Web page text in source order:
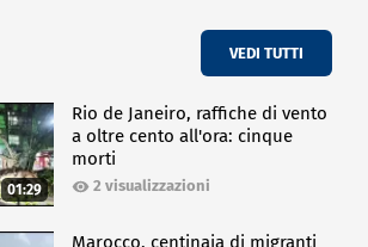
VEDI TUTTI
01:29
Rio de Janeiro, raffiche di vento
a oltre cento all'ora: cinque
morti
2 visualizzazioni
Marocco, centinaia di migranti